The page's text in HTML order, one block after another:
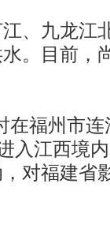
九龙江
。目前，
福州市连
入江西境
对福建省